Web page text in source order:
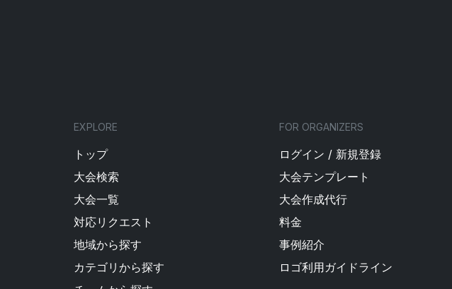
EXPLORE
トップ
大会検索
大会一覧
対応リクエスト
地域から探す
カテゴリから探す
FOR ORGANIZERS
ログイン / 新規登録
大会テンプレート
大会作成代行
料金
事例紹介
ロゴ利用ガイドライン